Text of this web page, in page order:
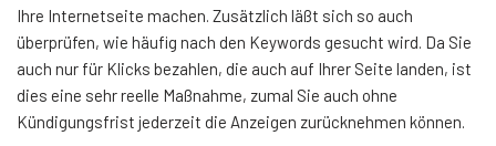
Ihre Internetseite machen. Zusätzlich läßt sich so auch
überprüfen, wie häufig nach den Keywords gesucht wird. Da Sie
auch nur für Klicks bezahlen, die auch auf Ihrer Seite landen, ist
dies eine sehr reelle Maßnahme, zumal Sie auch ohne
Kündigungsfrist jederzeit die Anzeigen zurücknehmen können.